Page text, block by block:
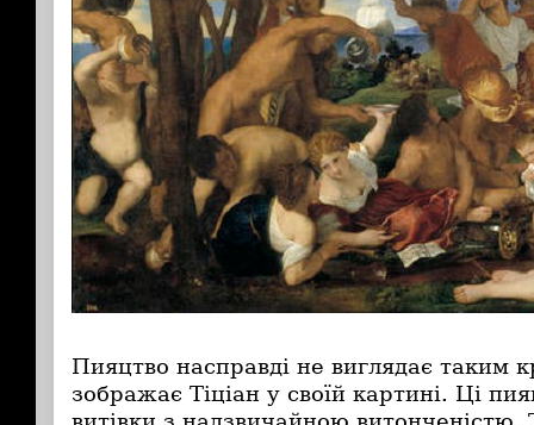
Пияцтво насправді не виглядає таким
зображає Тіціан у своїй картині. Ці